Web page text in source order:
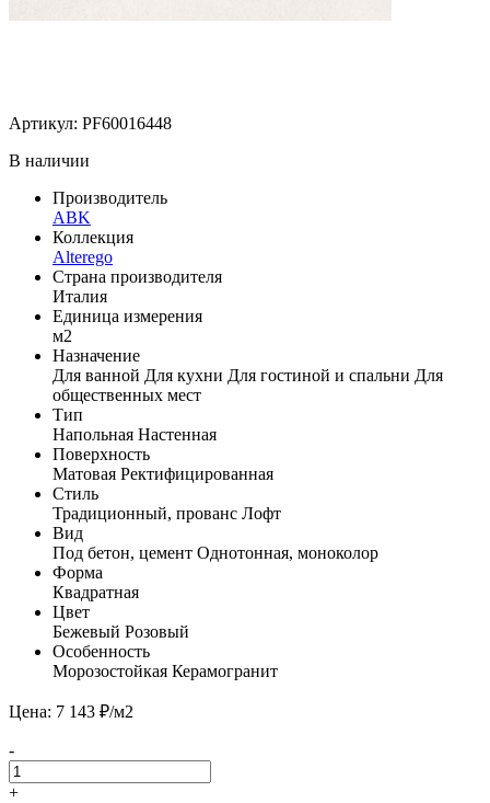
Артикул: PF60016448
В наличии
Производитель
ABK
Коллекция
Alterego
Страна производителя
Италия
Единица измерения
м2
Назначение
Для ванной Для кухни Для гостиной и спальни Для
общественных мест
Тип
Напольная Настенная
Поверхность
Матовая Ректифицированная
Стиль
Традиционный, прованс Лофт
Вид
Под бетон, цемент Однотонная, моноколор
Форма
Квадратная
Цвет
Бежевый Розовый
Особенность
Морозостойкая Керамогранит
Цена: 7 143 ₽/м2
-
+